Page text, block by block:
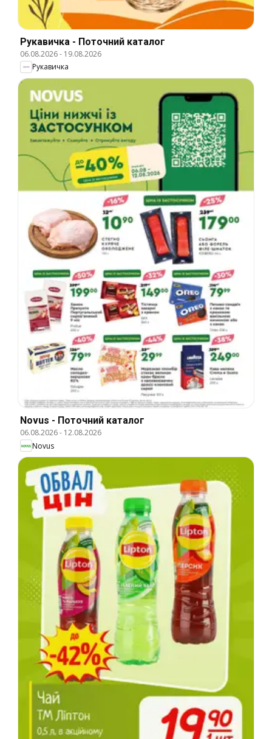
Рукавичка - Поточний каталог
06.08.2026- 19.08.2026
Рукавичка
Novus - Поточний каталог
06.08.2026- 12.08.2026
Novus